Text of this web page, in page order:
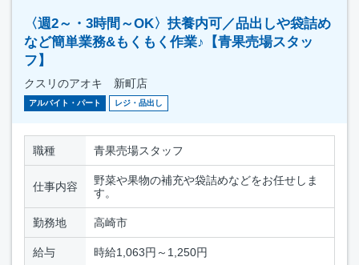
〈週2～・3時間～OK〉扶養内可／品出しや袋詰め
など簡単業務&もくもく作業♪【青果売場スタッ
フ】
クスリのアオキ 新町店
アルバイト・パート レジ・品出し
職種 青果売場スタッフ
仕事内容
野菜や果物の補充や袋詰めなどをお任せしま
す。
勤務地 高崎市
給与 時給1,063円～1,250円